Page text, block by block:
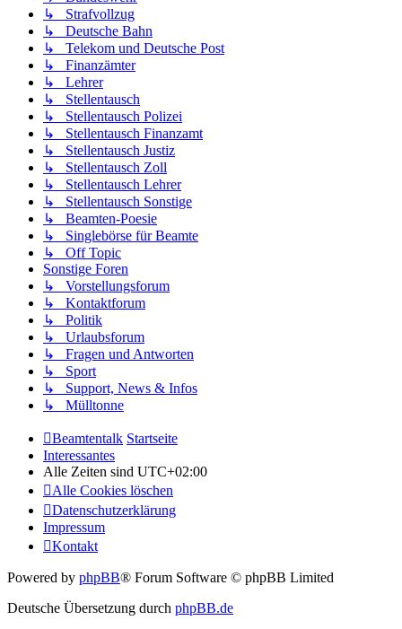
↳ Strafvollzug
↳ Deutsche Bahn
↳ Telekom und Deutsche Post
↳ Finanzämter
↳ Lehrer
↳ Stellentausch
↳ Stellentausch Polizei
↳ Stellentausch Finanzamt
↳ Stellentausch Justiz
↳ Stellentausch Zoll
↳ Stellentausch Lehrer
↳ Stellentausch Sonstige
↳ Beamten-Poesie
↳ Singlebörse für Beamte
↳ Off Topic
Sonstige Foren
↳ Vorstellungsforum
↳ Kontaktforum
↳ Politik
↳ Urlaubsforum
↳ Fragen und Antworten
↳ Sport
↳ Support, News & Infos
↳ Mülltonne
Beamtentalk Startseite
Interessantes
Alle Zeiten sind UTC+02:00
Alle Cookies löschen
Datenschutzerklärung
Impressum
Kontakt
Powered by phpBB® Forum Software © phpBB Limited
Deutsche Übersetzung durch phpBB.de